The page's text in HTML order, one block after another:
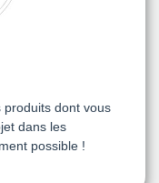
produits dont vous
dans les
possible !